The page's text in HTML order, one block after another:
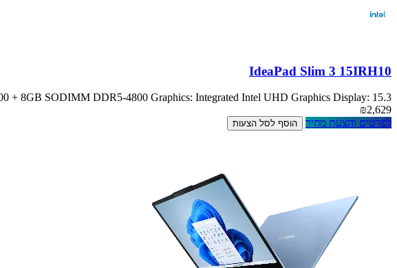
IdeaPad Slim 3 15IRH10
+ 8GB SODIMM DDR5-4800 Graphics: Integrated Intel UHD Graphics Display: 15.3
₪2,629
לפרטים והצעת מחיר
הוסף לסל הצעות